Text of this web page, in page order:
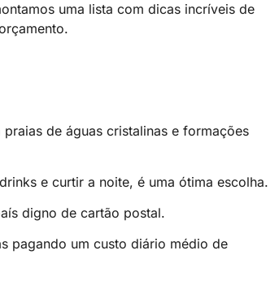
uma lista com dicas incríveis de
de águas cristalinas e formações
e curtir a noite, é uma ótima escolha.
digno de cartão postal.
pagando um custo diário médio de